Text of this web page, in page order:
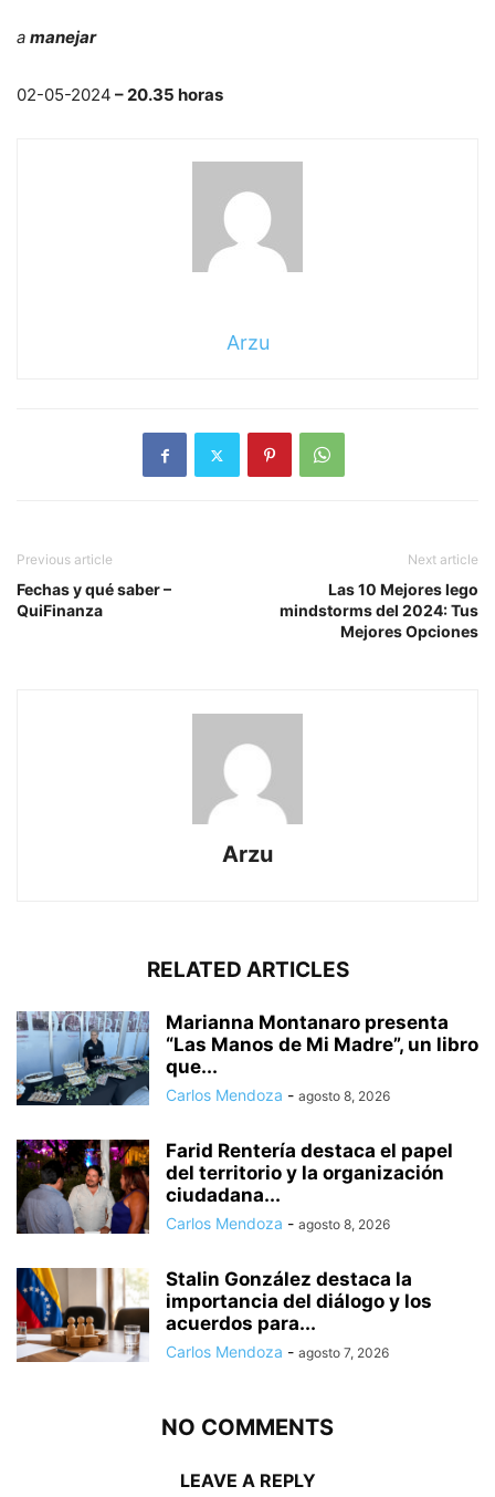
a manejar
02-05-2024 – 20.35 horas
Arzu
Previous article
Fechas y qué saber –
QuiFinanza
Next article
Las 10 Mejores lego
mindstorms del 2024: Tus
Mejores Opciones
Arzu
RELATED ARTICLES
Marianna Montanaro presenta
“Las Manos de Mi Madre”, un libro
que...
Carlos Mendoza - agosto 8, 2026
Farid Rentería destaca el papel
del territorio y la organización
ciudadana...
Carlos Mendoza - agosto 8, 2026
Stalin González destaca la
importancia del diálogo y los
acuerdos para...
Carlos Mendoza - agosto 7, 2026
NO COMMENTS
LEAVE A REPLY